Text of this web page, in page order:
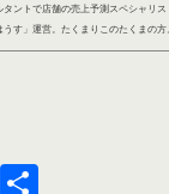
タントで店舗の売上予測スペシャリ
うす」運営。たくまりこのたくまの
しているように見えて、本当は不器
Li